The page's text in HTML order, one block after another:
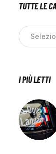
TUTTE LE
I PIÙ LETTI